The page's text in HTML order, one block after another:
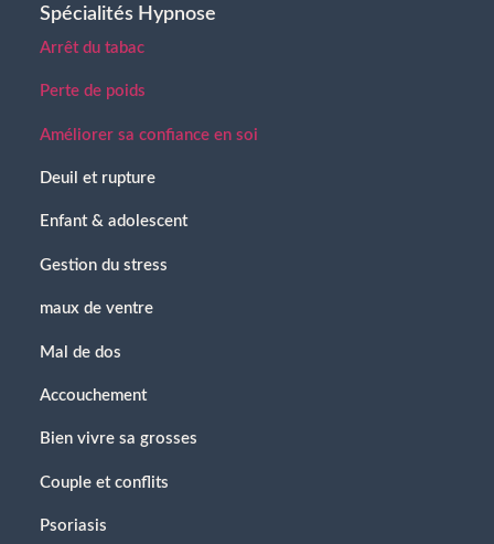
Spécialités Hypnose
Arrêt du tabac
Perte de poids
Améliorer sa confiance en soi
Deuil et rupture
Enfant & adolescent
Gestion du stress
maux de ventre
Mal de dos
Accouchement
Bien vivre sa grosses
Couple et conflits
Psoriasis